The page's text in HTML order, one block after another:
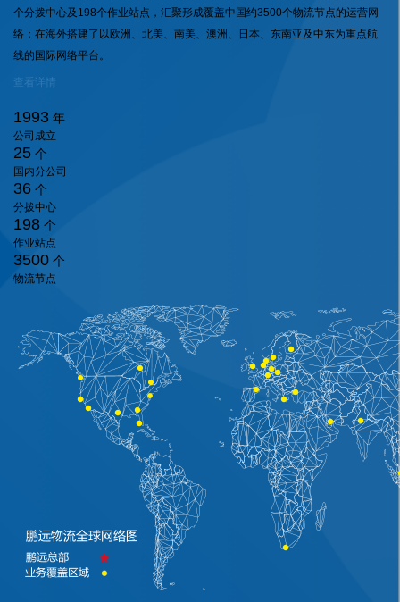
个分拨中心及198个作业站点，汇聚形成覆盖中国约3500个物流节点的运营网
络；在海外搭建了以欧洲、北美、南美、澳洲、日本、东南亚及中东为重点航
线的国际网络平台。
查看详情
1993 年
公司成立
25 个
国内分公司
36 个
分拨中心
198 个
作业站点
3500 个
物流节点